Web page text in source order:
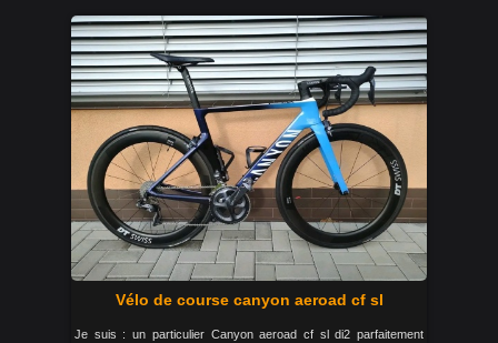
Vélo de course canyon aeroad cf sl
Je suis : un particulier Canyon aeroad cf sl di2 parfaitement